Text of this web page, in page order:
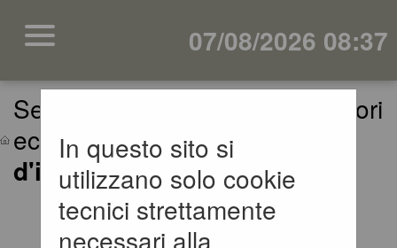
07/08/2026 08:37
Sei qui:
Elenco operatori
economici»Bandi e avvisi
d'iscrizione
In questo sito si
utilizzano solo cookie
tecnici strettamente
necessari alla
BANDI E AVVISI